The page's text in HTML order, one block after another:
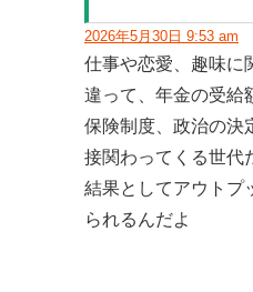
2026年5月30日 9:53 am
仕事や恋愛、趣味に
違って、年金の受給
保険制度、政治の決
接関わってくる世代
結果としてアウトプ
られるんだよ